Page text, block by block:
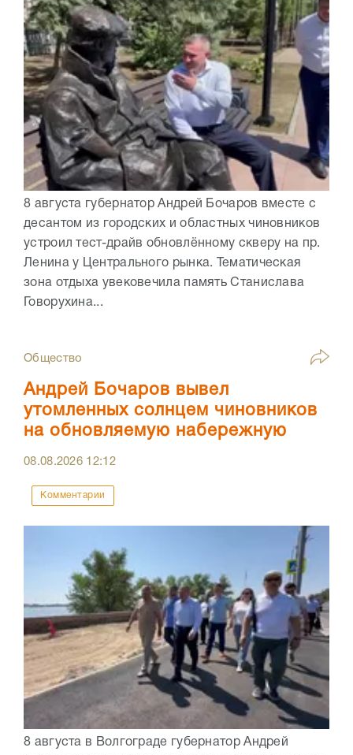
8 августа губернатор Андрей Бочаров вместе с
десантом из городских и областных чиновников
устроил тест-драйв обновлённому скверу на пр.
Ленина у Центрального рынка. Тематическая
зона отдыха увековечила память Станислава
Говорухина...
Общество
Андрей Бочаров вывел
утомленных солнцем чиновников
на обновляемую набережную
08.08.2026 12:12
Комментарии
8 августа в Волгограде губернатор Андрей